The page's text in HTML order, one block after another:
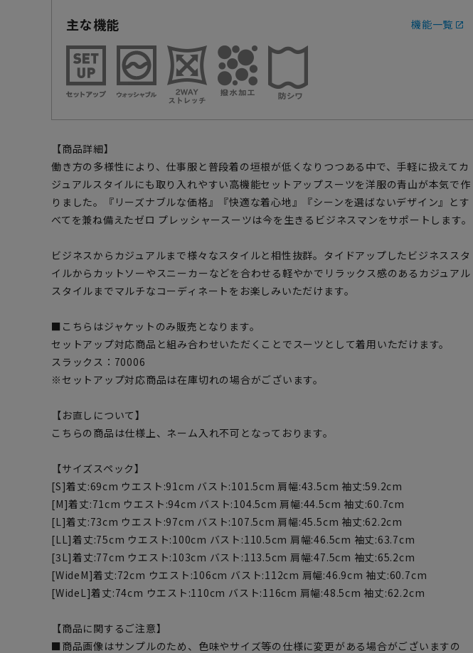
主な機能 機能一覧
【商品詳細】
働き方の多様性により、仕事服と普段着の垣根が低くなりつつある中で、手軽に扱えてカ
ジュアルスタイルにも取り入れやすい高機能セットアップスーツを洋服の青山が本気で作
りました。『リーズナブルな価格』『快適な着心地』『シーンを選ばないデザイン』とす
べてを兼ね備えたゼロ プレッシャースーツは今を生きるビジネスマンをサポートします。
ビジネスからカジュアルまで様々なスタイルと相性抜群。タイドアップしたビジネススタ
イルからカットソーやスニーカーなどを合わせる軽やかでリラックス感のあるカジュアル
スタイルまでマルチなコーディネートをお楽しみいただけます。
■こちらはジャケットのみ販売となります。
セットアップ対応商品と組み合わせいただくことでスーツとして着用いただけます。
スラックス：70006
※セットアップ対応商品は在庫切れの場合がございます。
【お直しについて】
こちらの商品は仕様上、ネーム入れ不可となっております。
【サイズスペック】
[S]着丈:69cm ウエスト:91cm バスト:101.5cm 肩幅:43.5cm 袖丈:59.2cm
[M]着丈:71cm ウエスト:94cm バスト:104.5cm 肩幅:44.5cm 袖丈:60.7cm
[L]着丈:73cm ウエスト:97cm バスト:107.5cm 肩幅:45.5cm 袖丈:62.2cm
[LL]着丈:75cm ウエスト:100cm バスト:110.5cm 肩幅:46.5cm 袖丈:63.7cm
[3L]着丈:77cm ウエスト:103cm バスト:113.5cm 肩幅:47.5cm 袖丈:65.2cm
[WideM]着丈:72cm ウエスト:106cm バスト:112cm 肩幅:46.9cm 袖丈:60.7cm
[WideL]着丈:74cm ウエスト:110cm バスト:116cm 肩幅:48.5cm 袖丈:62.2cm
【商品に関するご注意】
■商品画像はサンプルのため、色味やサイズ等の仕様に変更がある場合がございますの